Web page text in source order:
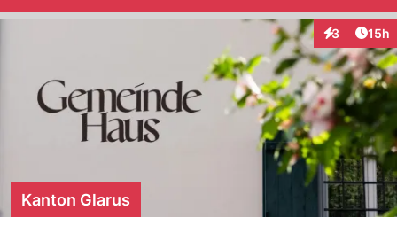
3
Interaktionen
15h
Kanton Glarus